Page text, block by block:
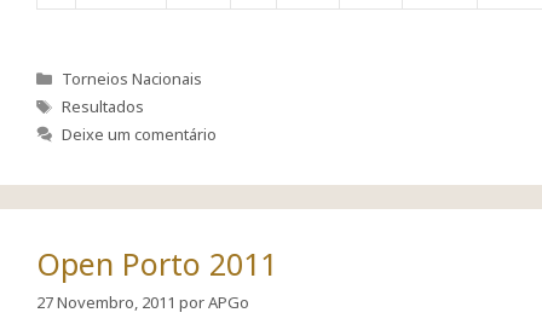
Categorias
Torneios Nacionais
Etiquetas
Resultados
Deixe um comentário
Open Porto 2011
27 Novembro, 2011 porAPGo